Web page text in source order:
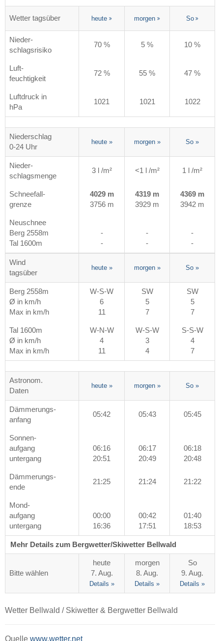
Wetter tagsüber heute morgen So
Nieder-
schlagsrisiko
70 % 5 % 10 %
Luft-
feuchtigkeit
72 % 55 % 47 %
Luftdruck in
hPa
1021 1021 1022
Niederschlag
0-24 Uhr
heute » morgen » So »
Nieder-
schlagsmenge
3 l /m² <1 l /m² 1 l /m²
Schneefall-
grenze
4029 m
3756 m
4319 m
3929 m
4369 m
3942 m
Neuschnee
Berg 2558m
Tal 1600m
-
-
-
-
-
-
Wind
tagsüber
heute » morgen » So »
Berg 2558m
Ø in km/h
Max in km/h
W-S-W
6
11
SW
5
7
SW
5
7
Tal 1600m
Ø in km/h
Max in km/h
W-N-W
4
11
W-S-W
3
4
S-S-W
4
7
Astronom.
Daten
heute » morgen » So »
Dämmerungs-
anfang
05:42 05:43 05:45
Sonnen-
aufgang
untergang
06:16
20:51
06:17
20:49
06:18
20:48
Dämmerungs-
ende
21:25 21:24 21:22
Mond-
aufgang
untergang
00:00
16:36
00:42
17:51
01:40
18:53
Mehr Details zum Bergwetter/Skiwetter Bellwald
Bitte wählen
heute
7. Aug.
Details »
morgen
8. Aug.
Details »
So
9. Aug.
Details »
Wetter Bellwald / Skiwetter & Bergwetter Bellwald
Quelle www.wetter.net